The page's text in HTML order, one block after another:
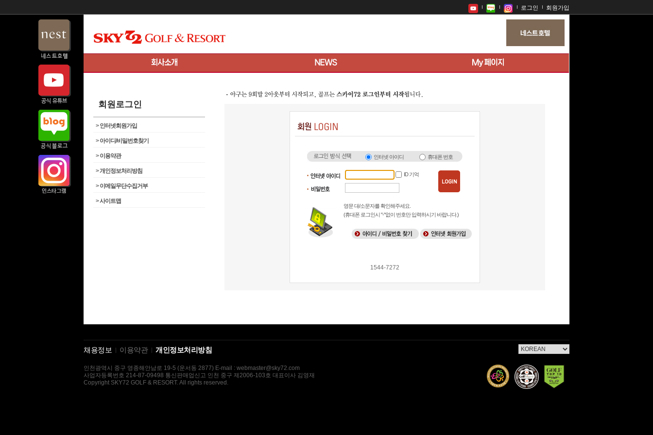
로그인 회원가입
회원로그인
>인터넷회원가입
>아이디/비밀번호찾기
>이용약관
>개인정보처리방침
>이메일무단수집거부
>사이트맵
인터넷 아이디 휴대폰 번호
ID 기억
영문 대/소문자를 확인해주세요.
(휴대폰 로그인시 "-"없이 번호만 입력하시기 바랍니다.)
1544-7272
채용정보 이용약관 개인정보처리방침
인천광역시 중구 영종해안남로 19-5 (운서동 2877) E-mail : webmaster@sky72.com
사업자등록번호 214-87-09498 통신판매업신고 인천 중구 제2006-103호 대표이사 김영재
Copyright SKY72 GOLF & RESORT. All rights reserved.